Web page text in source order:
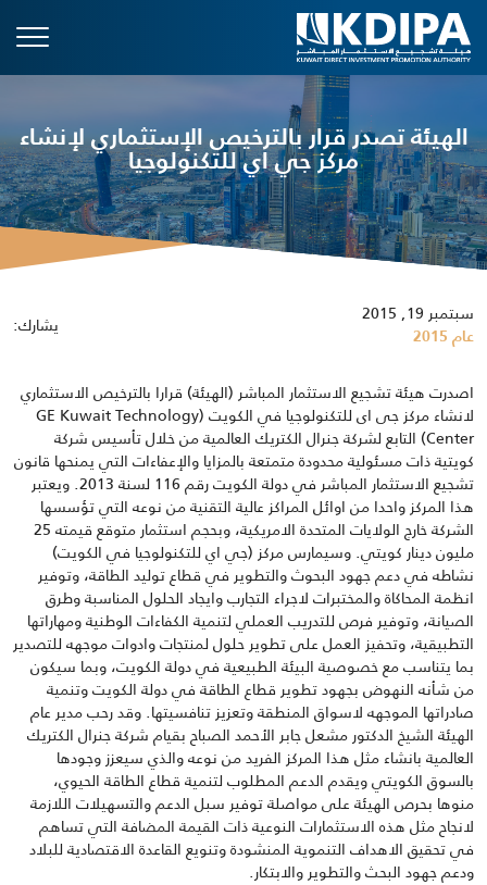
الهيئة تصدر قرار بالترخيص الإستثماري لإنشاء
مركز جي اي للتكنولوجيا
سبتمبر 19, 2015
عام 2015 يشارك:
اصدرت هيئة تشجيع الاستثمار المباشر (الهيئة) قرارا بالترخيص الاستثماري
لانشاء مركز جى اى للتكنولوجيا في الكويت (GE Kuwait Technology
Center) التابع لشركة جنرال الكتريك العالمية من خلال تأسيس شركة
كويتية ذات مسئولية محدودة متمتعة بالمزايا والإعفاءات التي يمنحها قانون
تشجيع الاستثمار المباشر في دولة الكويت رقم 116 لسنة 2013. ويعتبر
هذا المركز واحدا من اوائل المراكز عالية التقنية من نوعه التي تؤسسها
الشركة خارج الولايات المتحدة الامريكية، وبحجم استثمار متوقع قيمته 25
مليون دينار كويتي. وسيمارس مركز (جي اي للتكنولوجيا في الكويت)
نشاطه في دعم جهود البحوث والتطوير في قطاع توليد الطاقة، وتوفير
انظمة المحاكاة والمختبرات لاجراء التجارب وايجاد الحلول المناسبة وطرق
الصيانة، وتوفير فرص للتدريب العملي لتنمية الكفاءات الوطنية ومهاراتها
التطبيقية، وتحفيز العمل على تطوير حلول لمنتجات وادوات موجهه للتصدير
بما يتناسب مع خصوصية البيئة الطبيعية في دولة الكويت، وبما سيكون
من شأنه النهوض بجهود تطوير قطاع الطاقة في دولة الكويت وتنمية
صادراتها الموجهه لاسواق المنطقة وتعزيز تنافسيتها. وقد رحب مدير عام
الهيئة الشيخ الدكتور مشعل جابر الأحمد الصباح بقيام شركة جنرال الكتريك
العالمية بانشاء مثل هذا المركز الفريد من نوعه والذي سيعزز وجودها
بالسوق الكويتي ويقدم الدعم المطلوب لتنمية قطاع الطاقة الحيوي،
منوها بحرص الهيئة على مواصلة توفير سبل الدعم والتسهيلات اللازمة
لانجاح مثل هذه الاستثمارات النوعية ذات القيمة المضافة التي تساهم
في تحقيق الاهداف التنموية المنشودة وتنويع القاعدة الاقتصادية للبلاد
ودعم جهود البحث والتطوير والابتكار.